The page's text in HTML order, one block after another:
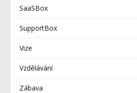
SaaSBox
SupportBox
Vize
Vzdělávání
Zábava